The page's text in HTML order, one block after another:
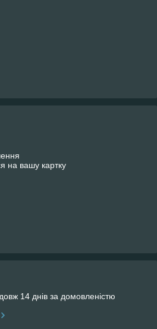
на вашу картку
14 днів за домовленістю